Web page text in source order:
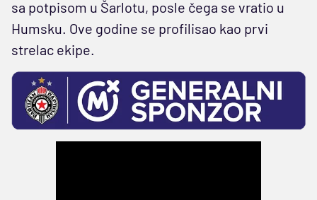
sa potpisom u Šarlotu, posle čega se vratio u
Humsku. Ove godine se profilisao kao prvi
strelac ekipe.